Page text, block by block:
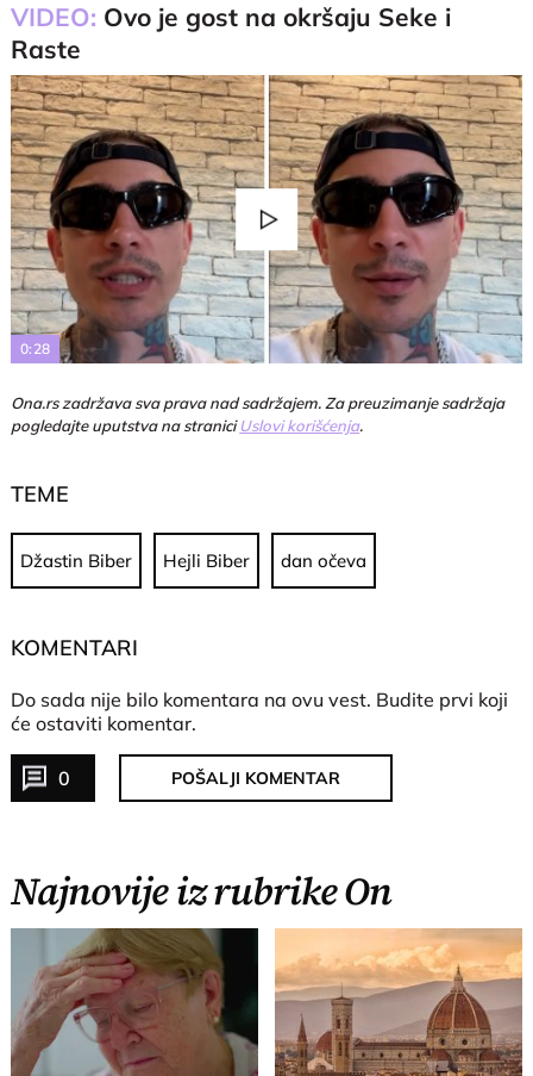
VIDEO: Ovo je gost na okršaju Seke i
Raste
Play
Video
0:28
Ona.rs zadržava sva prava nad sadržajem. Za preuzimanje sadržaja
pogledajte uputstva na straniciUslovi korišćenja.
TEME
Džastin Biber Hejli Biber dan očeva
KOMENTARI
Do sada nije bilo komentara na ovu vest. Budite prvi koji
će ostaviti komentar.
0 POŠALJI KOMENTAR
Najnovije iz rubrike On